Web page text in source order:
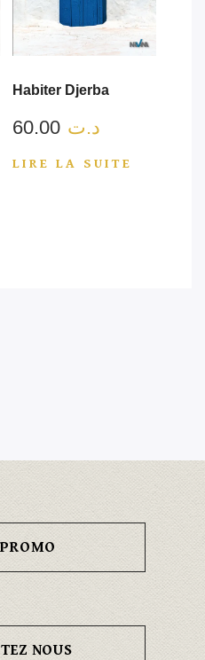
Habiter Djerba
د.ت 60.00
LIRE LA SUITE
NOUS